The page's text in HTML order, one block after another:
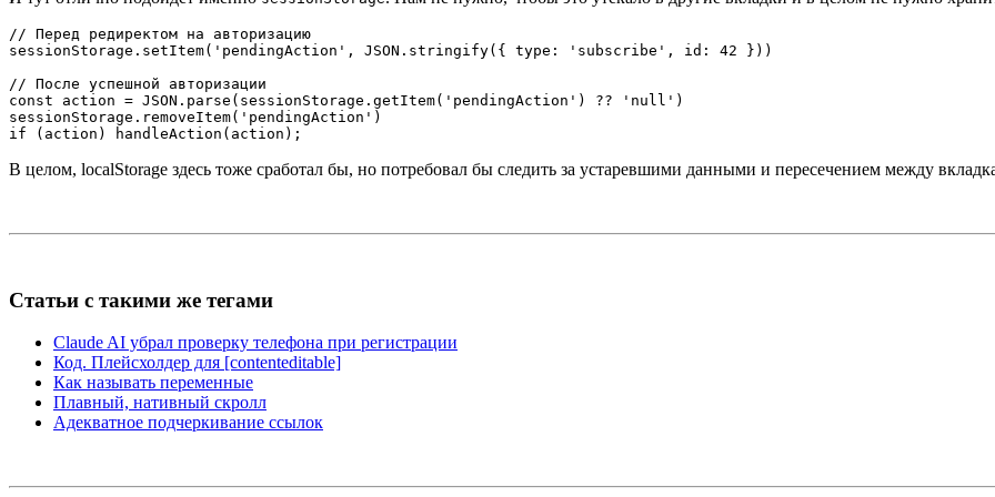
// Перед редиректом на авторизацию
sessionStorage . setItem( 'pendingAction' , JSON . stringify( { type : 'subscribe' , id : 42 } ) )
// После успешной авторизации
const action = JSON . parse ( sessionStorage . getItem( 'pendingAction' ) ?? 'null' )
sessionStorage . removeItem( 'pendingAction' )
if
( action ) handleAction ( action ) ;
В целом, localStorage здесь тоже сработал бы, но потребовал бы следить за устаревшими данными и пересечением между
Статьи с такими же тегами
Claude AI убрал проверку телефона при регистрации
Код. Плейсхолдер для [contenteditable]
Как называть переменные
Плавный, нативный скролл
Адекватное подчеркивание ссылок